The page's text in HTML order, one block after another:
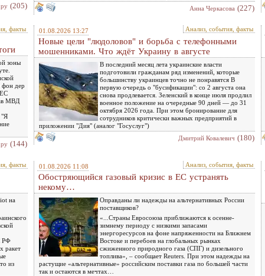
(205)
Анна Черкасова (227)
факты
зоны
фон дер
МВД
"Я
(144)
01.08.2026 13:27 Анализ, события, факты
Новые цели "людоловов" и борьба с телефонными
мошенниками. Что ждёт Украину в августе
В последний месяц лета украинские власти
подготовили гражданам ряд изменений, которые
большинству украинцев точно не понравятся В
первую очередь о "бусификации": со 2 августа она
снова продлевается. Зеленский в конце июля продлил
военное положение на очередные 90 дней — до 31
октября 2026 года. При этом бронирование для
сотрудников критически важных предприятий в
приложении "Дия" (аналог "Госуслуг")
Дмитрий Ковалевич (180)
факты
на
РФ
ракет
из
01.08.2026 11:08 Анализ, события, факты
Обостряющийся газовый кризис в ЕС устранять
некому…
Оправданы ли надежды на альтернативных России
поставщиков?
«...Страны Евросоюза приближаются к осенне-
зимнему периоду с низкими запасами
энергоресурсов на фоне напряженности на Ближнем
Востоке и перебоев на глобальных рынках
сжиженного природного газа (СПГ) и дизельного
топлива», – сообщает Reuters. При этом надежды на
растущие «альтернативные» российским поставки газа по большей части
так и остаются в мечтах…